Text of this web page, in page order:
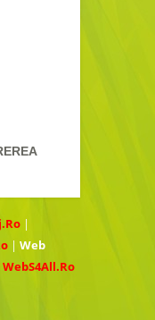
|
| Web
WebS4All.Ro